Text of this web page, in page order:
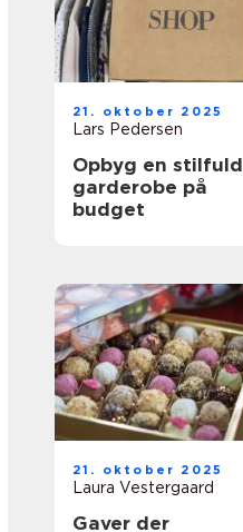
21. oktober 2025
Lars Pedersen
Opbyg en stilfuld
garderobe på
budget
21. oktober 2025
Laura Vestergaard
Gaver der